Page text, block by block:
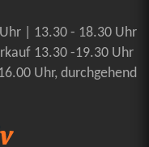
| 13.30 - 18.30 Uhr
13.30 -19.30 Uhr
Uhr, durchgehend